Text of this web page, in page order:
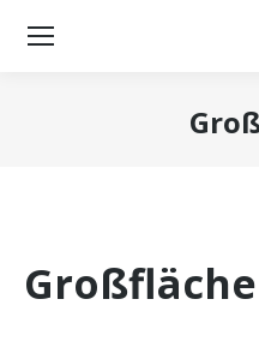
Großfläche